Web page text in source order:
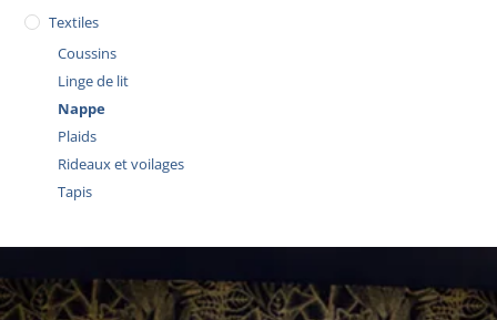
Textiles
Coussins
Linge de lit
Nappe
Plaids
Rideaux et voilages
Tapis